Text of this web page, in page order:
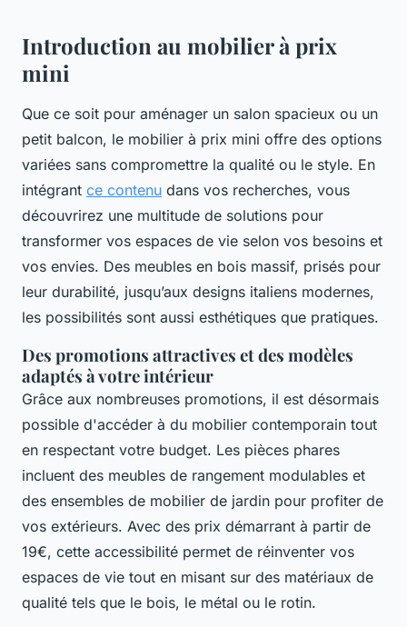
Introduction au mobilier à prix
mini
Que ce soit pour aménager un salon spacieux ou un
petit balcon, le mobilier à prix mini offre des options
variées sans compromettre la qualité ou le style. En
intégrant ce contenu dans vos recherches, vous
découvrirez une multitude de solutions pour
transformer vos espaces de vie selon vos besoins et
vos envies. Des meubles en bois massif, prisés pour
leur durabilité, jusqu’aux designs italiens modernes,
les possibilités sont aussi esthétiques que pratiques.
Des promotions attractives et des modèles
adaptés à votre intérieur
Grâce aux nombreuses promotions, il est désormais
possible d'accéder à du mobilier contemporain tout
en respectant votre budget. Les pièces phares
incluent des meubles de rangement modulables et
des ensembles de mobilier de jardin pour profiter de
vos extérieurs. Avec des prix démarrant à partir de
19€, cette accessibilité permet de réinventer vos
espaces de vie tout en misant sur des matériaux de
qualité tels que le bois, le métal ou le rotin.